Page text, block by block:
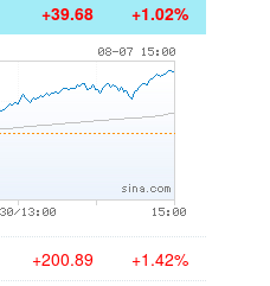
+39.68 +1.02%
+200.89 +1.42%